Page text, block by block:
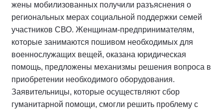
жены мобилизованных получили разъяснения о
региональных мерах социальной поддержки семей
участников СВО. Женщинам-предпринимателям,
которые занимаются пошивом необходимых для
военнослужащих вещей, оказана юридическая
помощь, предложены механизмы решения вопроса в
приобретении необходимого оборудования.
Заявительницы, которые осуществляют сбор
гуманитарной помощи, смогли решить проблему с